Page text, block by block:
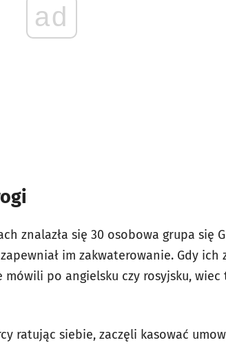
ad
znalazła się 30 osobowa grupa się
im zakwaterowanie. Gdy
mówili po angielsku czy rosyjsku,
ratując siebie, zaczęli kasować